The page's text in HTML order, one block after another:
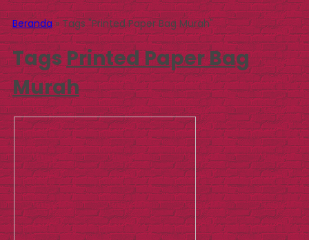
Beranda»Tags "Printed Paper Bag Murah"
TagsPrinted Paper Bag
Murah